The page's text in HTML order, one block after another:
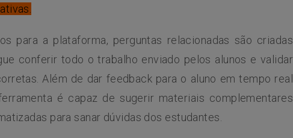
para a plataforma, perguntas relacionadas são criadas
conferir todo o trabalho enviado pelos alunos e validar
Além de dar feedback para o aluno em tempo real
é capaz de sugerir materiais complementares
para sanar dúvidas dos estudantes.